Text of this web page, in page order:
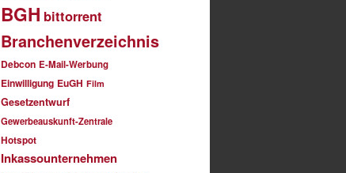
BGH bittorrent
Branchenverzeichnis
Debcon E-Mail-Werbung
Einwilligung EuGH Film
Gesetzentwurf
Gewerbeauskunft-Zentrale
Hotspot
Inkassounternehmen